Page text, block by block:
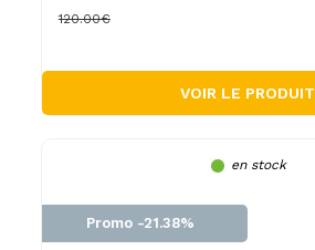
120.00€
VOIR LE PRODUIT
en stock
Promo -21.38%